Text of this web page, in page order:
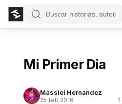
Mi Primer Dia
Massiel Hernandez
25 feb 2016 1